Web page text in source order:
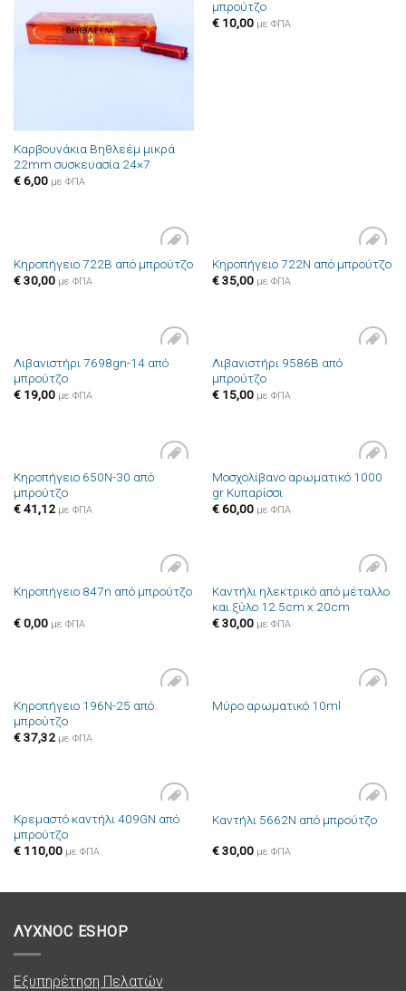
επιθυμιών
Καρβουνάκια Βηθλεέμ μικρά
22mm συσκευασία 24×7
€6,00 με ΦΠΑ
μπρούτζο
€10,00 με ΦΠΑ
Πρόσθήκη
Κηροπήγειο 722B από μπρούτζο
€30,00 με ΦΠΑ
Πρόσθήκη
Κηροπήγειο 722N από μπρούτζο
€35,00 με ΦΠΑ
Πρόσθήκη
Λιβανιστήρι 7698gn-14 από
μπρούτζο
€19,00 με ΦΠΑ
Πρόσθήκη
Λιβανιστήρι 9586B από
μπρούτζο
€15,00 με ΦΠΑ
Πρόσθήκη
Κηροπήγειο 650N-30 από
μπρούτζο
€41,12 με ΦΠΑ
Πρόσθήκη
Μοσχολίβανο αρωματικό 1000
gr Κυπαρίσσι
€60,00 με ΦΠΑ
Πρόσθήκη
Κηροπήγειο 847n από μπρούτζο
€0,00 με ΦΠΑ
Πρόσθήκη
στην λίστα
Καντήλι ηλεκτρικό από μέταλλο
και ξύλο 12.5cm x 20cm
€30,00 με ΦΠΑ
Πρόσθήκη
Κηροπήγειο 196N-25 από
μπρούτζο
€37,32 με ΦΠΑ
Πρόσθήκη
Μύρο αρωματικό 10ml
Πρόσθήκη
Κρεμαστό καντήλι 409GN από
μπρούτζο
€110,00 με ΦΠΑ
Πρόσθήκη
Καντήλι 5662N από μπρούτζο
€30,00 με ΦΠΑ
ΛΥΧΝΟC ESHOP
Εξυπηρέτηση Πελατών